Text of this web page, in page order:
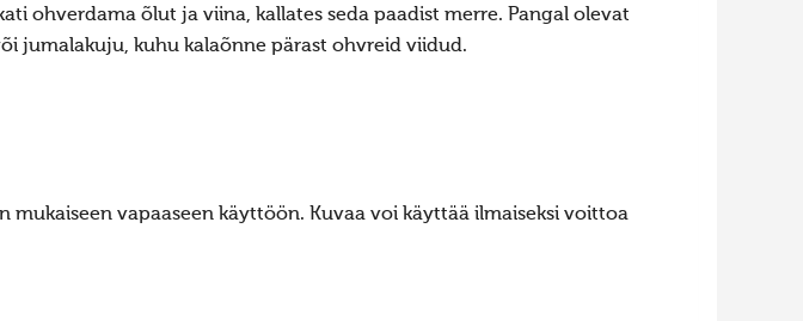
ohverdama õlut ja viina, kallates seda paadist merre. Pangal olevat
jumalakuju, kuhu kalaõnne pärast ohvreid viidud.
mukaiseen vapaaseen käyttöön. Kuvaa voi käyttää ilmaiseksi voittoa